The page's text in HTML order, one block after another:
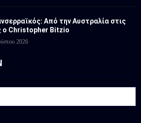
Από την Αυστραλία στις
ο Christopher Bitzio
2026